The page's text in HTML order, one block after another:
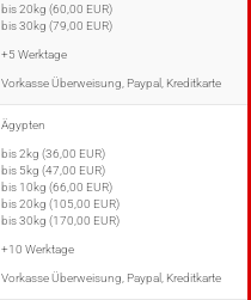
bis 20kg (60,00 EUR)
bis 30kg (79,00 EUR)
+5 Werktage
Vorkasse Überweisung, Paypal, Kreditkarte
Ägypten
bis 2kg (36,00 EUR)
bis 5kg (47,00 EUR)
bis 10kg (66,00 EUR)
bis 20kg (105,00 EUR)
bis 30kg (170,00 EUR)
+10 Werktage
Vorkasse Überweisung, Paypal, Kreditkarte